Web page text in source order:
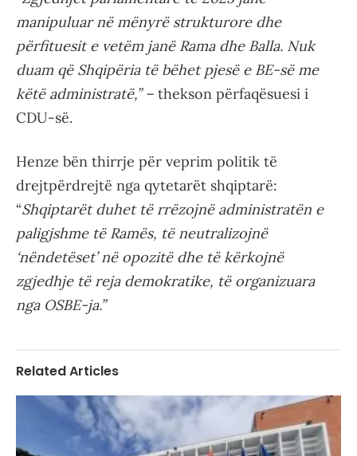
manipuluar në mënyrë strukturore dhe
përfituesit e vetëm janë Rama dhe Balla. Nuk
duam që Shqipëria të bëhet pjesë e BE-së me
këtë administratë,” – thekson përfaqësuesi i
CDU-së.
Henze bën thirrje për veprim politik të
drejtpërdrejtë nga qytetarët shqiptarë:
“Shqiptarët duhet të rrëzojnë administratën e
paligjshme të Ramës, të neutralizojnë
‘nëndetëset’ në opozitë dhe të kërkojnë
zgjedhje të reja demokratike, të organizuara
nga OSBE-ja.”
Related Articles